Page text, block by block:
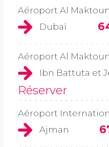
Aéroport Al
Dubaï
Aéroport Al
Ibn Battuta et
Réserver
Aéroport
Ajman